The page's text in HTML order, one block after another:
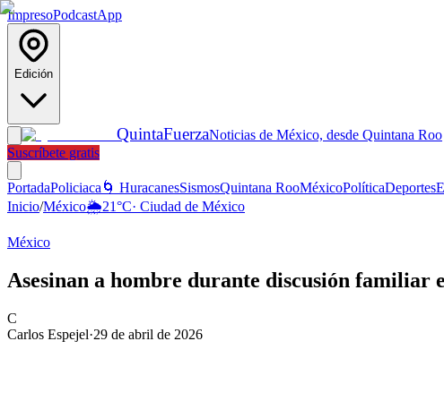
ImpresoPodcastApp
Edición
QuintaFuerzaNoticias de México, desde Quintana Roo
Suscríbete gratis
PortadaPoliciaca 🌀 HuracanesSismosQuintana RooMéxicoPolíticaDeportes
Inicio/México🌦️21°C· Ciudad de México
México
Asesinan a hombre durante discusión familiar
C
Carlos Espejel·29 de abril de 2026